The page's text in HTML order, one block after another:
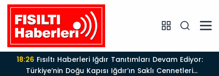
18:26
Türkiye’nin Doğu Kapısı Iğdır’ın Saklı Cennetleri